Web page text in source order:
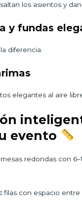
los asientos y
y fundas
diferencia.
elegantes al aire
evento
mesas redondas con
filas con espacio entre